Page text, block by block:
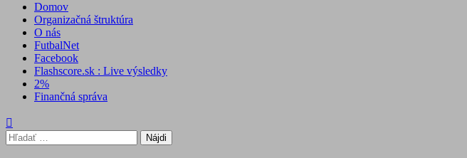
Domov
Organizačná štruktúra
O nás
FutbalNet
Facebook
Flashscore.sk : Live výsledky
2%
Finančná správa
Hľadať: